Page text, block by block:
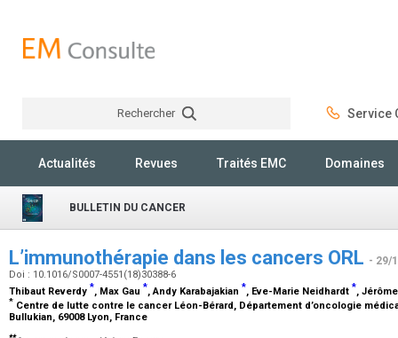
Rechercher Service
Actualités Revues Traités EMC Domaines
BULLETIN DU CANCER
L’immunothérapie dans les cancers ORL - 29/
Doi : 10.1016/S0007-4551(18)30388-6
Thibaut Reverdy *, Max Gau *, Andy Karabajakian *, Eve-Marie Neidhardt *,
* Centre de lutte contre le cancer Léon-Bérard, Département d’oncologie
Bullukian, 69008 Lyon, France